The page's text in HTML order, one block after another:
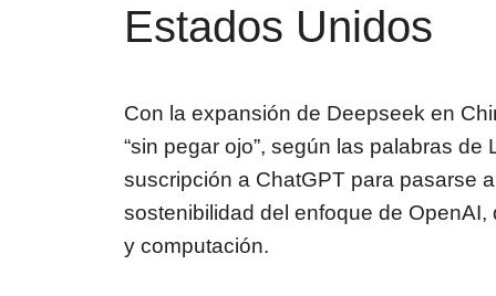
Estados Unidos
Con la expansión de Deepseek en
“sin pegar ojo”, según las palabras
suscripción a ChatGPT para pasarse
sostenibilidad del enfoque de
y computación.